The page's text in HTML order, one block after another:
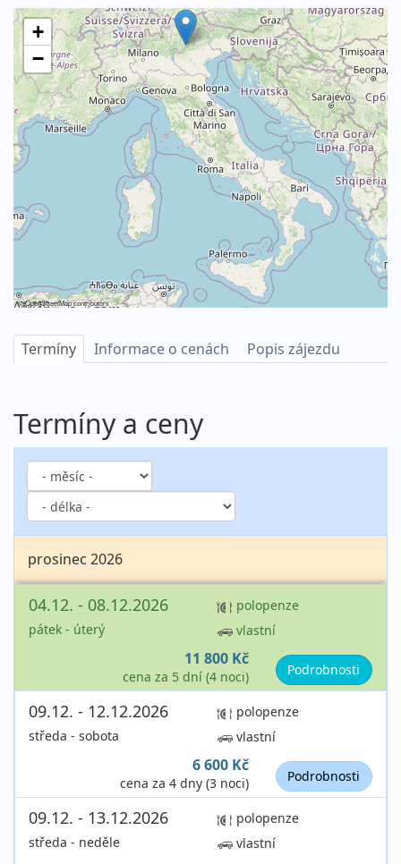
+
−
©OpenStreetMapcontributors
Termíny Informace o cenách Popis zájezdu
Termíny a ceny
prosinec 2026
04.12. - 08.12.2026
pátek - úterý
polopenze
vlastní
11 800 Kč
cena za 5 dní (4 noci) Podrobnosti
09.12. - 12.12.2026
středa - sobota
polopenze
vlastní
6 600 Kč
cena za 4 dny (3 noci) Podrobnosti
09.12. - 13.12.2026
středa - neděle
polopenze
vlastní